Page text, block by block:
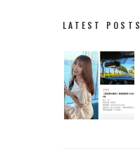
LATEST POSTS